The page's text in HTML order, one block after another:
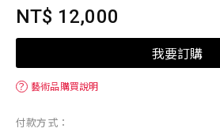
NT$ 12,000
我要訂購
？ 藝術品購買說明
付款方式：